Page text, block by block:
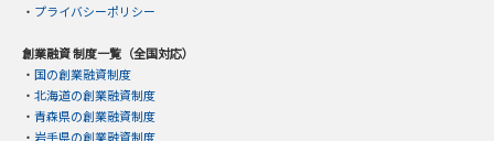
・ プライバシーポリシー
創業融資 制度一覧（全国対応）
・ 国の創業融資制度
・ 北海道の創業融資制度
・ 青森県の創業融資制度
・ 岩手県の創業融資制度